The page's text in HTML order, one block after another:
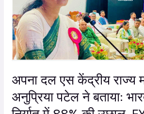
अपना दल एस केंद्रीय राज्य
अनुप्रिया पटेल ने बताया:
केंद्रीय
राज्य
मंत्री
अनुप्रिया
ने
बताया:
भारत